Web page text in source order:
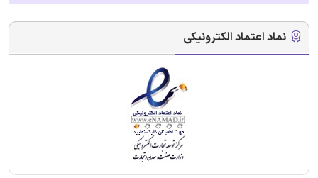
نماد اعتماد الکترونیکی